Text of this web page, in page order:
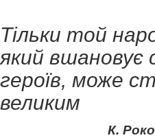
Тільки той
який вшановує
героїв, може
великим
К.